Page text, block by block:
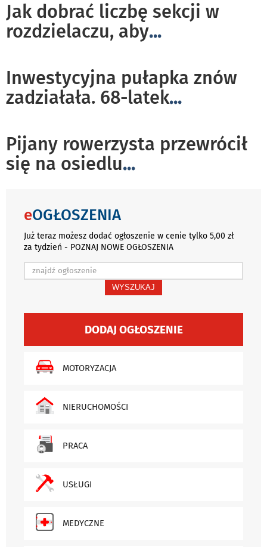
Jak dobrać liczbę sekcji w
rozdzielaczu, aby...
Inwestycyjna pułapka znów
zadziałała. 68-latek...
Pijany rowerzysta przewrócił
się na osiedlu...
eOGŁOSZENIA
Już teraz możesz dodać ogłoszenie w cenie tylko 5,00 zł
za tydzień - POZNAJ NOWE OGŁOSZENIA
WYSZUKAJ
DODAJ OGŁOSZENIE
MOTORYZACJA
NIERUCHOMOŚCI
PRACA
USŁUGI
MEDYCZNE